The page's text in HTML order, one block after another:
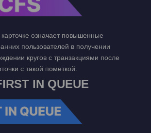
означает повышенные
пользователей в получении
кругов с транзакциями после
с такой пометкой.
IN QUEUE